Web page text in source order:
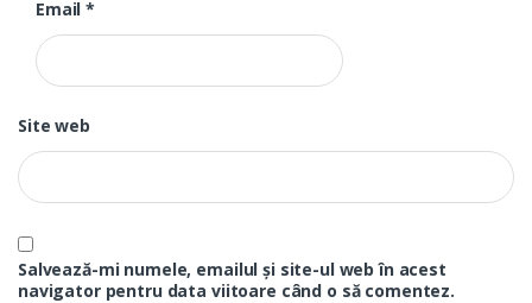
Email*
Site web
Salvează-mi numele, emailul și site-ul web în acest
navigator pentru data viitoare când o să comentez.